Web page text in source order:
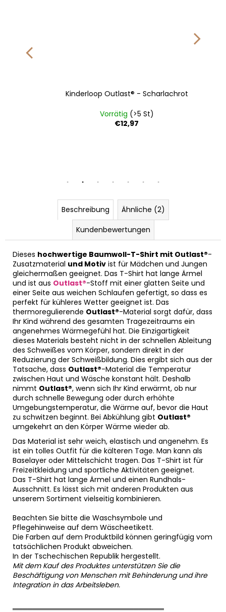
Kinderloop Outlast® - Scharlachrot
Vorrätig(>5 St)
€12,97
Beschreibung
Ähnliche (2)
Kundenbewertungen
Dieses hochwertige Baumwoll-T-Shirt mit Outlast®-
Zusatzmaterial und Motiv ist für Mädchen und Jungen
gleichermaßen geeignet. Das T-Shirt hat lange Ärmel
und ist aus Outlast®-Stoff mit einer glatten Seite und
einer Seite aus weichen Schlaufen gefertigt, so dass es
perfekt für kühleres Wetter geeignet ist. Das
thermoregulierende Outlast®-Material sorgt dafür, dass
Ihr Kind während des gesamten Tragezeitraums ein
angenehmes Wärmegefühl hat. Die Einzigartigkeit
dieses Materials besteht nicht in der schnellen Ableitung
des Schweißes vom Körper, sondern direkt in der
Reduzierung der Schweißbildung. Dies ergibt sich aus der
Tatsache, dass Outlast®-Material die Temperatur
zwischen Haut und Wäsche konstant hält. Deshalb
nimmt Outlast®, wenn sich Ihr Kind erwärmt, ob nur
durch schnelle Bewegung oder durch erhöhte
Umgebungstemperatur, die Wärme auf, bevor die Haut
zu schwitzen beginnt. Bei Abkühlung gibt Outlast®
umgekehrt an den Körper Wärme wieder ab.
Das Material ist sehr weich, elastisch und angenehm. Es
ist ein tolles Outfit für die kälteren Tage. Man kann als
Baselayer oder Mittelschicht tragen. Das T-Shirt ist für
Freizeitkleidung und sportliche Aktivitäten geeignet.
Das T-Shirt hat lange Ärmel und einen Rundhals-
Ausschnitt. Es lässt sich mit anderen Produkten aus
unserem Sortiment vielseitig kombinieren.
Beachten Sie bitte die Waschsymbole und
Pflegehinweise auf dem Wäscheetikett.
Die Farben auf dem Produktbild können geringfügig vom
tatsächlichen Produkt abweichen.
In der Tschechischen Republik hergestellt.
Mit dem Kauf des Produktes unterstützen Sie die
Beschäftigung von Menschen mit Behinderung und ihre
Integration in das Arbeitsleben.
══════════════════════════════